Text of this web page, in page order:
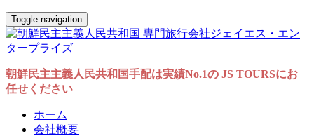
Toggle navigation
朝鮮民主主義人民共和国手配は実績No.1の JS TOURSにお
任せください
ホーム
会社概要